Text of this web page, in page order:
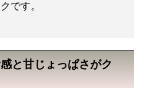
です。
と甘じょっぱさがク